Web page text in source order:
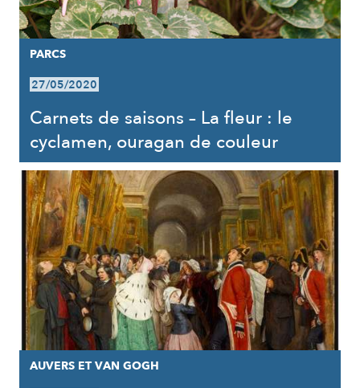
PARCS
27/05/2020
Carnets de saisons – La fleur : le
cyclamen, ouragan de couleur
AUVERS ET VAN GOGH